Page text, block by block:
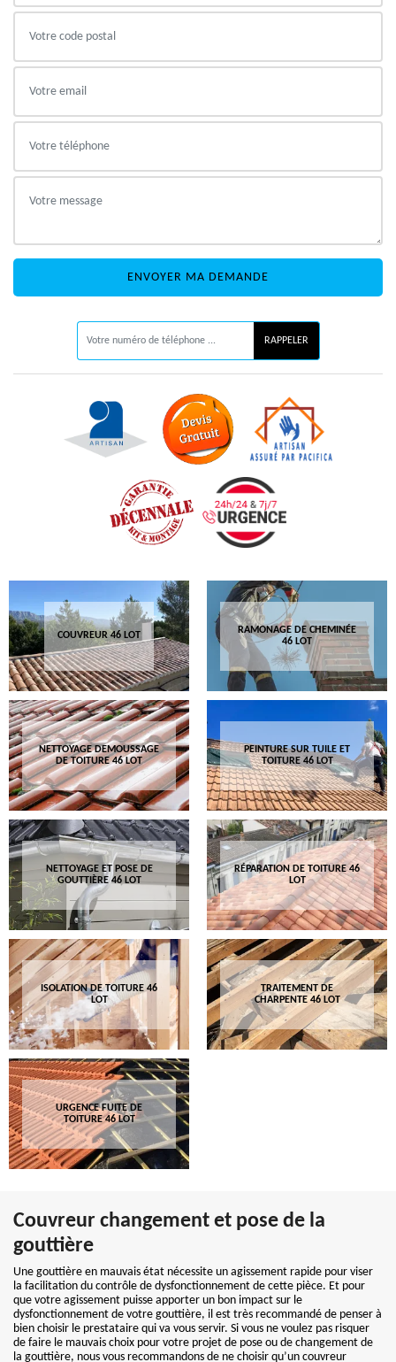
COUVREUR 46 LOT
RAMONAGE DE CHEMINÉE
46 LOT
NETTOYAGE DEMOUSSAGE
DE TOITURE 46 LOT
PEINTURE SUR TUILE ET
TOITURE 46 LOT
NETTOYAGE ET POSE DE
GOUTTIÈRE 46 LOT
RÉPARATION DE TOITURE 46
LOT
ISOLATION DE TOITURE 46
LOT
TRAITEMENT DE
CHARPENTE 46 LOT
URGENCE FUITE DE
TOITURE 46 LOT
Couvreur changement et pose de la
gouttière
Une gouttière en mauvais état nécessite un agissement rapide pour viser
la facilitation du contrôle de dysfonctionnement de cette pièce. Et pour
que votre agissement puisse apporter un bon impact sur le
dysfonctionnement de votre gouttière, il est très recommandé de penser à
bien choisir le prestataire qui va vous servir. Si vous ne voulez pas risquer
de faire le mauvais choix pour votre projet de pose ou de changement de
la gouttière, nous vous recommandons de ne choisir qu’un couvreur